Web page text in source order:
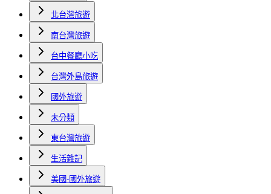
北台灣旅遊
南台灣旅遊
台中餐廳小吃
台灣外島旅遊
國外旅遊
未分類
東台灣旅遊
生活雜記
美國-國外旅遊